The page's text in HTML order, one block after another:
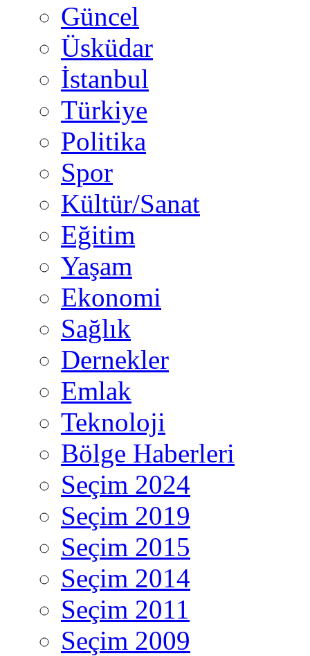
Güncel
Üsküdar
İstanbul
Türkiye
Politika
Spor
Kültür/Sanat
Eğitim
Yaşam
Ekonomi
Sağlık
Dernekler
Emlak
Teknoloji
Bölge Haberleri
Seçim 2024
Seçim 2019
Seçim 2015
Seçim 2014
Seçim 2011
Seçim 2009